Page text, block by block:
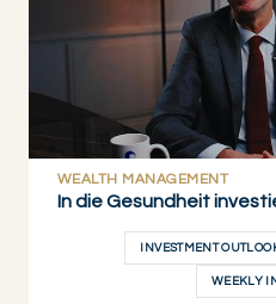
WEALTH MANAGEMENT
In die Gesundheit
INVESTMENT
WEEKLY